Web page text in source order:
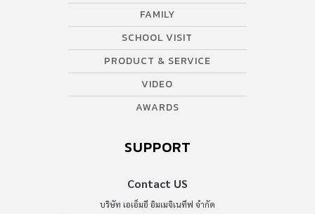
FAMILY
SCHOOL VISIT
PRODUCT & SERVICE
VIDEO
AWARDS
SUPPORT
Contact US
บริษัท เอเอ็มอี อิมเมจิเนทีฟ จำกัด